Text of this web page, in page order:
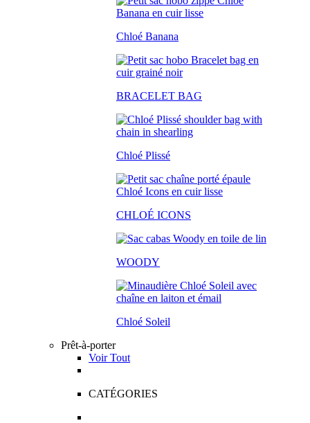
Chloé Banana
BRACELET BAG
Chloé Plissé
CHLOÉ ICONS
WOODY
Chloé Soleil
Prêt-à-porter
Voir Tout
CATÉGORIES